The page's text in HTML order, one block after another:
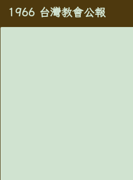
1966 台灣教會公報